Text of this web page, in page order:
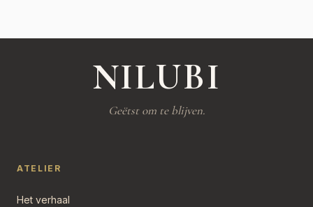
NILUBI
Geëtst om te blijven.
ATELIER
Het verhaal